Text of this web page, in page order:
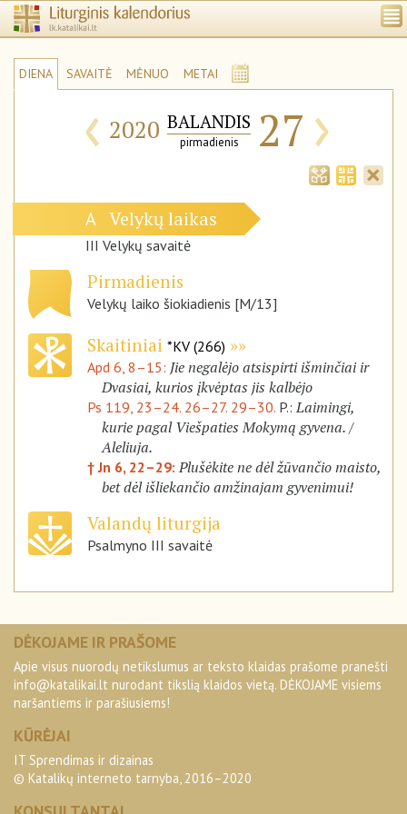
DIENA SAVAITĖ MĖNUO METAI
‹ 2020 BALANDIS
pirmadienis 27 ›
A Velykų laikas
III Velykų savaitė
Pirmadienis
Velykų laiko šiokiadienis [M/13]
Skaitiniai *KV (266)
Apd 6, 8–15: Jie negalėjo atsispirti išminčiai ir
Dvasiai, kurios įkvėptas jis kalbėjo
Ps 119, 23–24. 26–27. 29–30. P.:Laimingi,
kurie pagal Viešpaties Mokymą gyvena. /
Aleliuja.
† Jn 6, 22–29:Plušėkite ne dėl žūvančio maisto,
bet dėl išliekančio amžinajam gyvenimui!
Valandų liturgija
Psalmyno III savaitė
DĖKOJAME IR PRAŠOME
Apie visus nuorodų netikslumus ar teksto klaidas prašome pranešti
info@katalikai.lt nurodant tikslią klaidos vietą. DĖKOJAME visiems
naršantiems ir parašiusiems!
KŪRĖJAI
IT Sprendimas ir dizainas
© Katalikų interneto tarnyba, 2016–2020